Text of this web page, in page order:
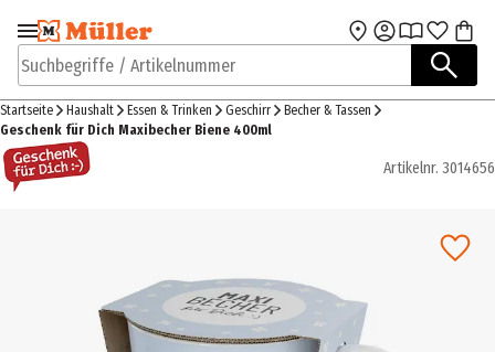
Zur Navigation
springen
Zum Hauptinhalt
Suchbegriffe / Artikelnummer
Startseite Haushalt Essen & Trinken Geschirr
Becher & Tassen
Geschenk für Dich Maxibecher Biene 400ml
Artikelnr. 3014656